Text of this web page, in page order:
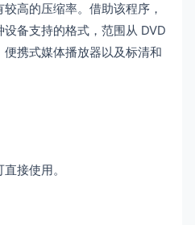
高的压缩率。借助该程序，
备支持的格式，范围从 DVD
携式媒体播放器以及标清和
接使用。